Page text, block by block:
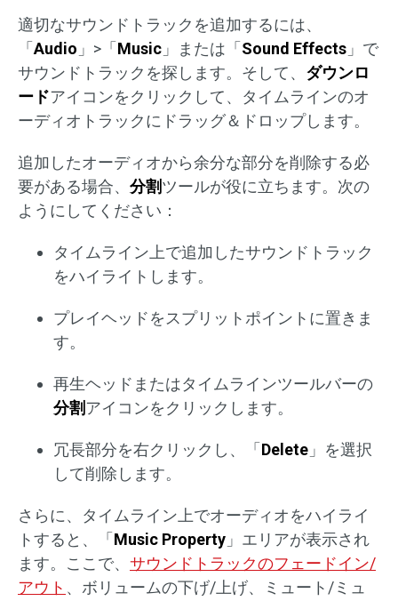
適切なサウンドトラックを追加するには、
「 Audio 」>「 Music 」または「 Sound Effects 」で
サウンドトラックを探します。そして、 ダウンロ
ードアイコンをクリックして、タイムラインのオ
ーディオトラックにドラッグ＆ドロップします。
追加したオーディオから余分な部分を削除する必
要がある場合、 分割ツールが役に立ちます。次の
ようにしてください：
タイムライン上で追加したサウンドトラック
をハイライトします。
プレイヘッドをスプリットポイントに置きま
す。
再生ヘッドまたはタイムラインツールバーの
分割アイコンをクリックします。
冗長部分を右クリックし、「 Delete 」を選択
して削除します。
さらに、タイムライン上でオーディオをハイライ
トすると、「 Music Property 」エリアが表示され
ます。ここで、 サウンドトラックのフェードイン/
アウト 、ボリュームの下げ/上げ、ミュート/ミュ